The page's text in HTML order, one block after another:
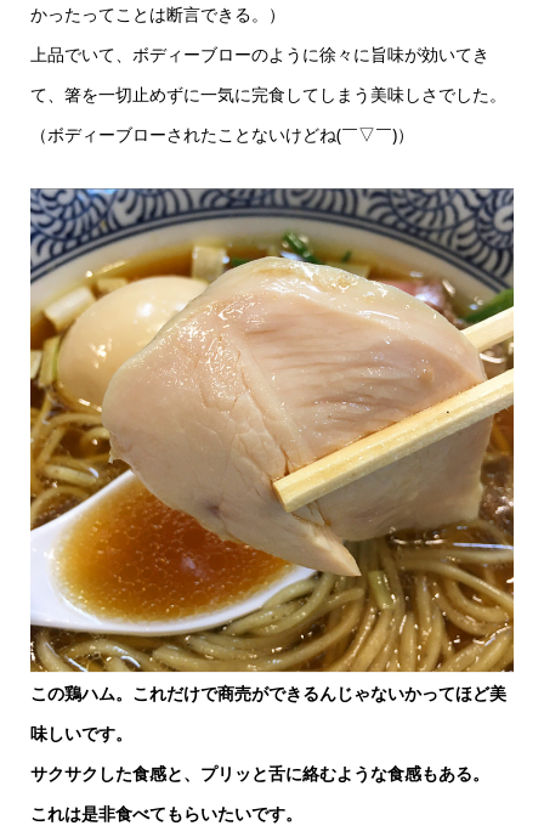
かったってことは断言できる。）
上品でいて、ボディーブローのように徐々に旨味が効いてき
て、箸を一切止めずに一気に完食してしまう美味しさでした。
（ボディーブローされたことないけどね(￣▽￣)）
この鶏ハム。これだけで商売ができるんじゃないかってほど美
味しいです。
サクサクした食感と、プリッと舌に絡むような食感もある。
これは是非食べてもらいたいです。